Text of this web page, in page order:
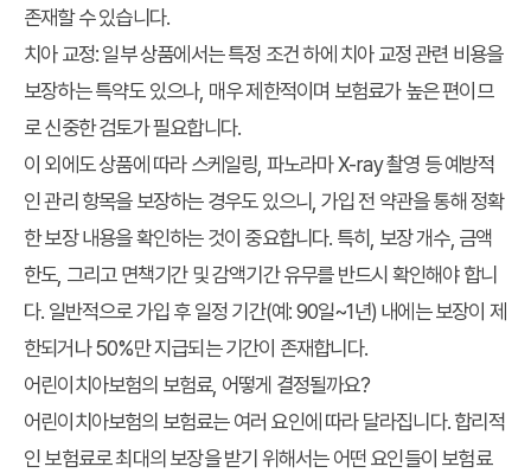
존재할 수 있습니다.
치아 교정: 일부 상품에서는 특정 조건 하에 치아 교정 관련 비용을
보장하는 특약도 있으나, 매우 제한적이며 보험료가 높은 편이므
로 신중한 검토가 필요합니다.
이 외에도 상품에 따라 스케일링, 파노라마 X-ray 촬영 등 예방적
인 관리 항목을 보장하는 경우도 있으니, 가입 전 약관을 통해 정확
한 보장 내용을 확인하는 것이 중요합니다. 특히, 보장 개수, 금액
한도, 그리고 면책기간 및 감액기간 유무를 반드시 확인해야 합니
다. 일반적으로 가입 후 일정 기간(예: 90일~1년) 내에는 보장이 제
한되거나 50%만 지급되는 기간이 존재합니다.
어린이치아보험의 보험료, 어떻게 결정될까요?
어린이치아보험의 보험료는 여러 요인에 따라 달라집니다. 합리적
인 보험료로 최대의 보장을 받기 위해서는 어떤 요인들이 보험료